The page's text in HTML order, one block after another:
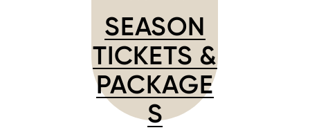
SEASON
TICKETS &
PACKAGE
S